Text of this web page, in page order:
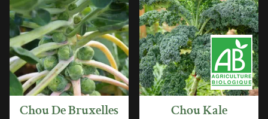
Chou De Bruxelles
APERÇU
RAPIDE
Chou Kale
APERÇU
RAPIDE